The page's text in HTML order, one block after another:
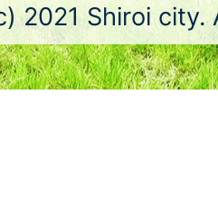
2021 Shiroi city.